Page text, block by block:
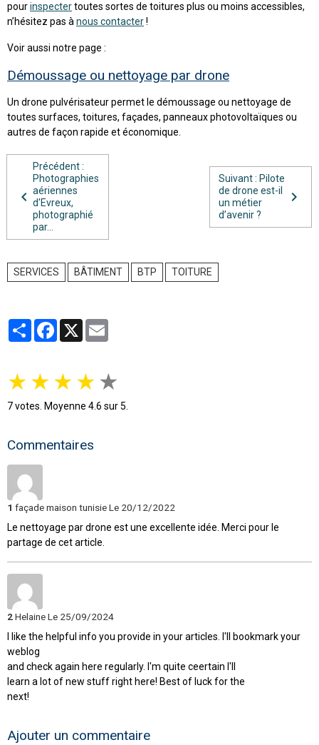
pourinspectertoutes sortes de toitures plus ou moins accessibles,
n’hésitez pas ànous contacter!
Voir aussi notre page :
Démoussage ou nettoyage par drone
Un drone pulvérisateur permet le démoussage ou nettoyage de
toutes surfaces, toitures, façades, panneaux photovoltaïques ou
autres de façon rapide et économique.
Précédent :
Photographies
aériennes
d'Evreux,
photographié
par...
Suivant : Pilote
de drone est-il
un métier
d’avenir ?
SERVICES BÂTIMENT BTP TOITURE
PartagerFacebook
X
★★★★★
7votes. Moyenne 4.6 sur 5.
Commentaires
1 façade maison tunisieLe 20/12/2022
Le nettoyage par drone est une excellente idée. Merci pour le
partage de cet article.
2HelaineLe 25/09/2024
I like the helpful info you provide in your articles. I'll bookmark your
weblog
and check again here regularly. I'm quite ceertain I'll
learn a lot of new stuff right here! Best of luck for the
next!
Ajouter un commentaire